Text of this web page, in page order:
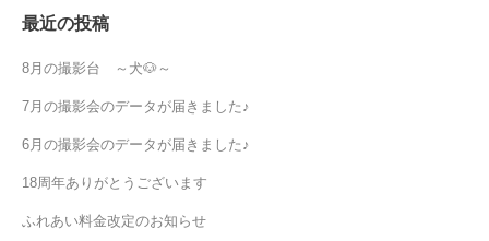
最近の投稿
8月の撮影台 ～犬🐶～
7月の撮影会のデータが届きました♪
6月の撮影会のデータが届きました♪
18周年ありがとうございます
ふれあい料金改定のお知らせ